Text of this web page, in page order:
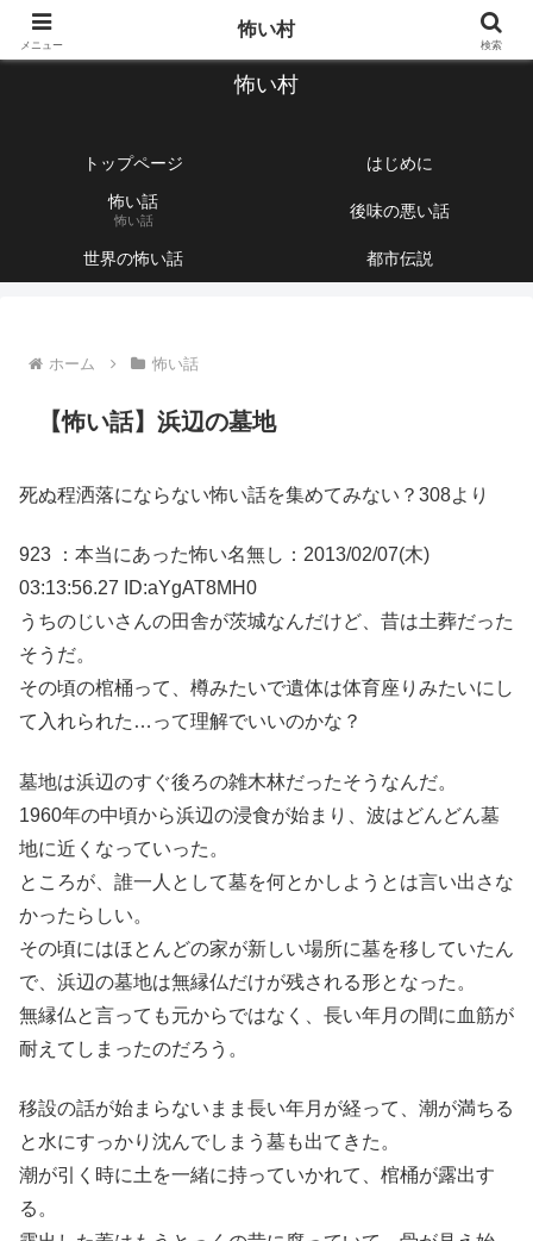
【1760話以上】怖い話と不思議な話を集めて紹介するサイト
怖い村
トップページ
はじめに
怖い話
怖い話 後味の悪い話
世界の怖い話 都市伝説
ホーム 怖い話
【怖い話】浜辺の墓地
死ぬ程洒落にならない怖い話を集めてみない？308より
923 ：本当にあった怖い名無し：2013/02/07(木)
03:13:56.27 ID:aYgAT8MH0
うちのじいさんの田舎が茨城なんだけど、昔は土葬だった
そうだ。
その頃の棺桶って、樽みたいで遺体は体育座りみたいにし
て入れられた…って理解でいいのかな？
墓地は浜辺のすぐ後ろの雑木林だったそうなんだ。
1960年の中頃から浜辺の浸食が始まり、波はどんどん墓
地に近くなっていった。
ところが、誰一人として墓を何とかしようとは言い出さな
かったらしい。
その頃にはほとんどの家が新しい場所に墓を移していたん
で、浜辺の墓地は無縁仏だけが残される形となった。
無縁仏と言っても元からではなく、長い年月の間に血筋が
耐えてしまったのだろう。
移設の話が始まらないまま長い年月が経って、潮が満ちる
と水にすっかり沈んでしまう墓も出てきた。
潮が引く時に土を一緒に持っていかれて、棺桶が露出す
る。
メニュー
怖い村
検索